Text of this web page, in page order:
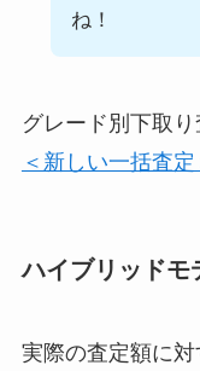
ね！
グレード別下取
＜新しい一括査定
ハイブリッドモ
実際の査定額に対